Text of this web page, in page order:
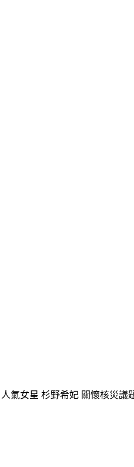
氣女星 杉野希妃 關懷核災